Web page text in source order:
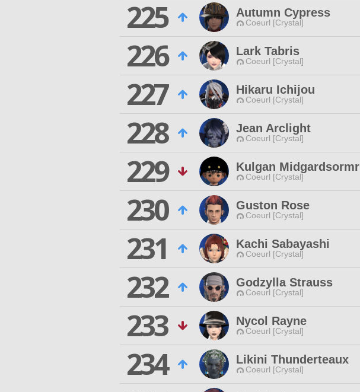
225
Autumn Cypress
Coeurl [Crystal]
226
Lark Tabris
Coeurl [Crystal]
227
Hikaru Ichijou
Coeurl [Crystal]
228
Jean Arclight
Coeurl [Crystal]
229
Kulgan Midgardsormr
Coeurl [Crystal]
230
Guston Rose
Coeurl [Crystal]
231
Kachi Sabayashi
Coeurl [Crystal]
232
Godzylla Strauss
Coeurl [Crystal]
233
Nycol Rayne
Coeurl [Crystal]
234
Likini Thunderteaux
Coeurl [Crystal]